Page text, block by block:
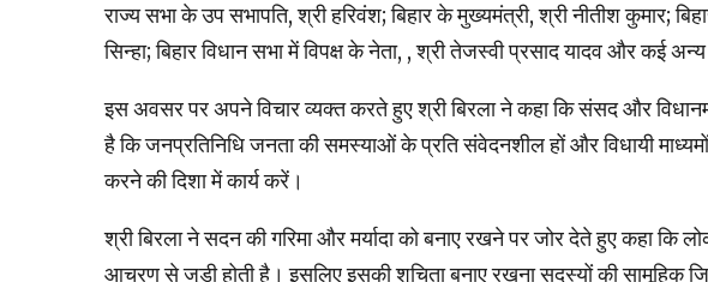
राज्य सभा के उप सभापति, श्री हरिवंश; बिहार के मुख्यमंत्री, श्री नीतीश कुमार;
सिन्हा; बिहार विधान सभा में विपक्ष के नेता, , श्री तेजस्वी प्रसाद यादव और कई
इस अवसर पर अपने विचार व्यक्त करते हुए श्री बिरला ने कहा कि संसद और
है कि जनप्रतिनिधि जनता की समस्याओं के प्रति संवेदनशील हों और विधायी
करने की दिशा में कार्य करें।
श्री बिरला ने सदन की गरिमा और मर्यादा को बनाए रखने पर जोर देते हुए कहा
आचरण से जुड़ी होती है। इसलिए इसकी शुचिता बनाए रखना सदस्यों की सामूहिक